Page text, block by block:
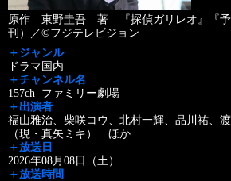
原作 東野圭吾 著 『探偵ガリレオ』『
刊）／©フジテレビジョン
＋ジャンル
ドラマ国内
＋チャンネル名
157ch ファミリー劇場
＋出演者
福山雅治、柴咲コウ、北村一輝、品川祐、
（現・真矢ミキ） ほか
＋放送日
2026年08月08日（土）
＋放送時間